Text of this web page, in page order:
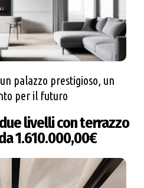
palazzo prestigioso, un
per il futuro
livelli con terrazzo
1.610.000,00€